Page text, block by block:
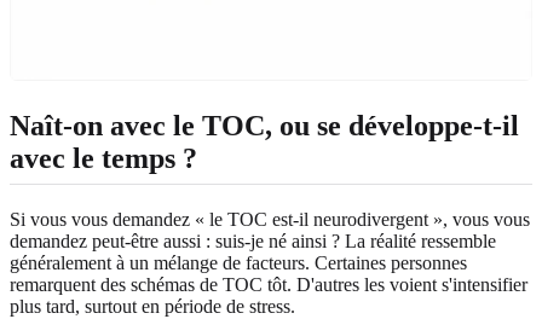
Naît-on avec le TOC, ou se développe-t-il
avec le temps ?
Si vous vous demandez « le TOC est-il neurodivergent », vous vous
demandez peut-être aussi : suis-je né ainsi ? La réalité ressemble
généralement à un mélange de facteurs. Certaines personnes
remarquent des schémas de TOC tôt. D'autres les voient s'intensifier
plus tard, surtout en période de stress.